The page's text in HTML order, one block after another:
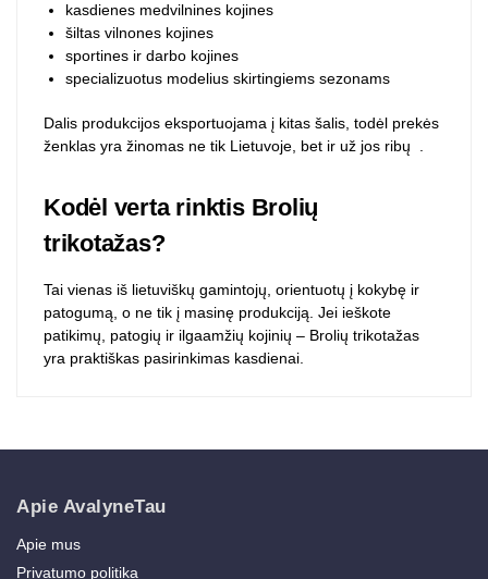
kasdienes medvilnines kojines
šiltas vilnones kojines
sportines ir darbo kojines
specializuotus modelius skirtingiems sezonams
Dalis produkcijos eksportuojama į kitas šalis, todėl prekės
ženklas yra žinomas ne tik Lietuvoje, bet ir už jos ribų
.
Kodėl verta rinktis Brolių
trikotažas?
Tai vienas iš lietuviškų gamintojų, orientuotų į kokybę ir
patogumą, o ne tik į masinę produkciją. Jei ieškote
patikimų, patogių ir ilgaamžių kojinių – Brolių trikotažas
yra praktiškas pasirinkimas kasdienai.
Apie AvalyneTau
Apie mus
Privatumo politika